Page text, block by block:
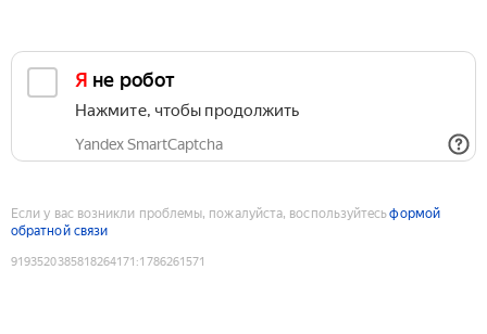
Я не робот
Нажмите, чтобы продолжить
Yandex SmartCaptcha
Если у вас возникли проблемы, пожалуйста, воспользуйтесьформой
обратной связи
9193520385818264171 :1786261571